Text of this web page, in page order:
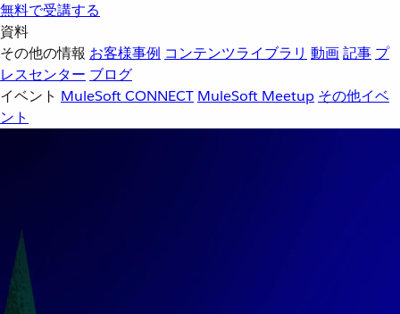
無料で受講する
資料
その他の情報 お客様事例 コンテンツライブラリ 動画記事 プ
レスセンター ブログ
イベント MuleSoft CONNECT MuleSoft Meetup その他イベ
ント